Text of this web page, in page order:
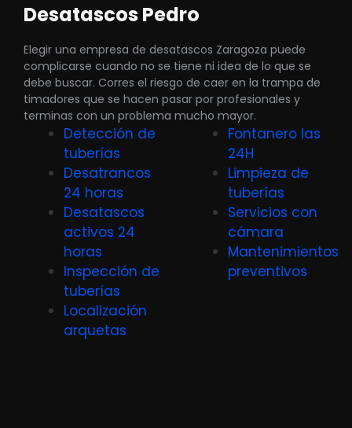
Desatascos Pedro
Elegir una empresa de desatascos Zaragoza puede
complicarse cuando no se tiene ni idea de lo que se
debe buscar. Corres el riesgo de caer en la trampa de
timadores que se hacen pasar por profesionales y
terminas con un problema mucho mayor.
Detección de
tuberías
Desatrancos
24 horas
Desatascos
activos 24
horas
Inspección de
tuberías
Localización
arquetas
Fontanero las
24H
Limpieza de
tuberías
Servicios con
cámara
Mantenimientos
preventivos